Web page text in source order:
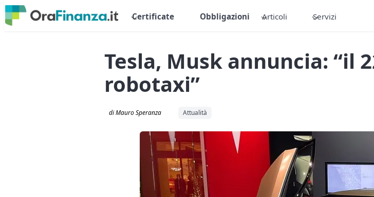
Certificate Obbligazioni Articoli Servizi
Tesla, Musk annuncia: “il
robotaxi”
di Mauro Speranza Attualità